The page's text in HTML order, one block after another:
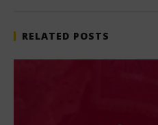
RELATED POSTS